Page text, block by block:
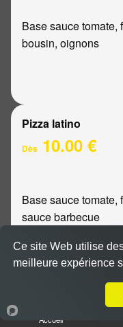
Base sauce tomate,
bousin, oignons
Pizza latino
Dès 10.00 €
Base sauce tomate,
sauce barbecue
10.00 €
Accueil
Ce site Web utilise
meilleure expérience